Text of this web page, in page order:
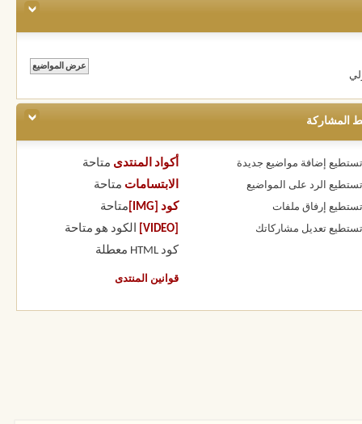
المشاركة
تستطيع إضافة مواضيع جديدة
تستطيع الرد على المواضيع
تستطيع إرفاق ملفات
تستطيع تعديل مشاركاتك
أكواد المنتدى متاحة
الابتسامات متاحة
كود [IMG]
متاحة
الكود هو متاحة
كود HTML
معطلة
قوانين المنتدى